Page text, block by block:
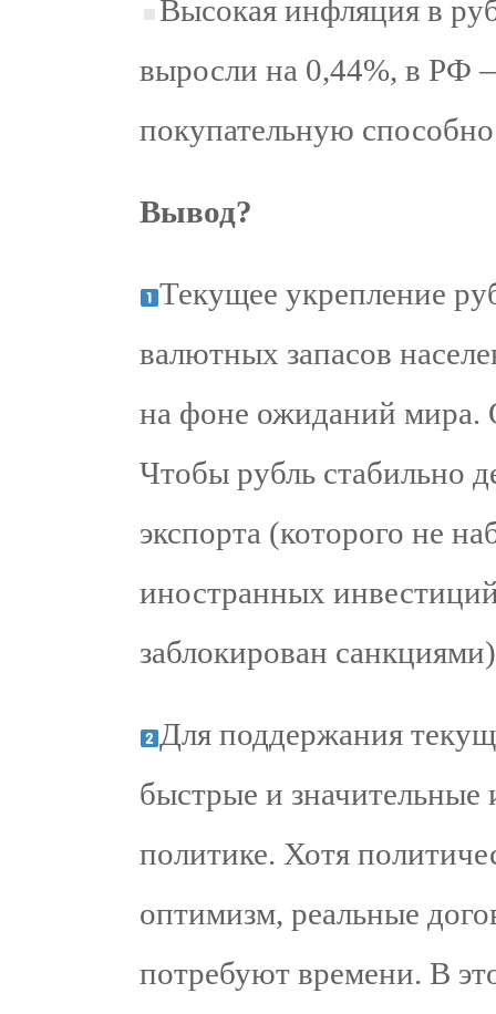
Высокая инфляция в
выросли на 0,44%, в РФ
покупательную
Вывод?
Текущее укрепление
валютных запасов
на фоне ожиданий мира.
Чтобы рубль стабильно
экспорта (которого не
иностранных
заблокирован
Для поддержания
быстрые и
политике. Хотя
оптимизм, реальные
потребуют времени. В